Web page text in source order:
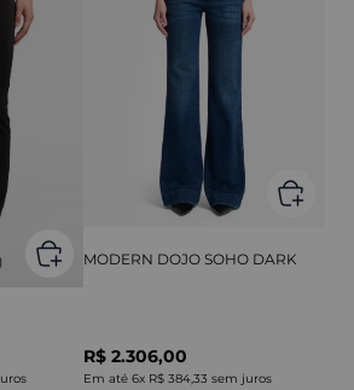
MODERN DOJO SOHO DARK
R$ 2.306,00
Em até 6x R$ 384,33 sem juros